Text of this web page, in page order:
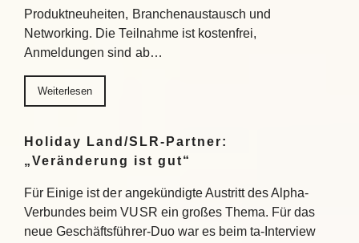
Produktneuheiten, Branchenaustausch und
Networking. Die Teilnahme ist kostenfrei,
Anmeldungen sind ab…
Weiterlesen
Holiday Land/SLR-Partner:
„Veränderung ist gut“
Für Einige ist der angekündigte Austritt des Alpha-
Verbundes beim VUSR ein großes Thema. Für das
neue Geschäftsführer-Duo war es beim ta-Interview